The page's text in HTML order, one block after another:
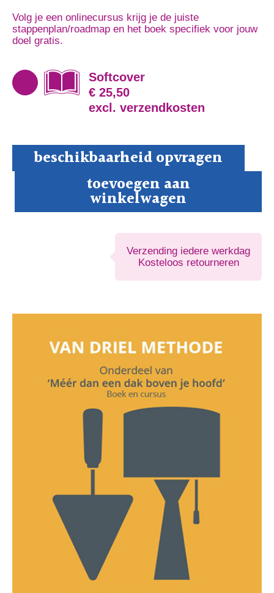
Volg je een onlinecursus krijg je de juiste
stappenplan/roadmap en het boek specifiek voor jouw
doel gratis.
Softcover
€ 25,50
excl. verzendkosten
beschikbaarheid opvragen
aantal
toevoegen aan
winkelwagen
Verzending iedere werkdag
Kosteloos retourneren